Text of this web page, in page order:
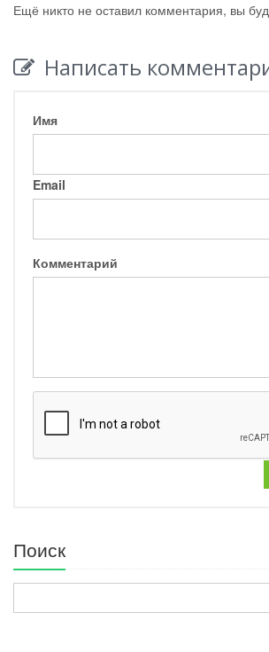
Ещё никто не оставил комментария, вы
Написать
Имя
Email
Комментарий
Поиск